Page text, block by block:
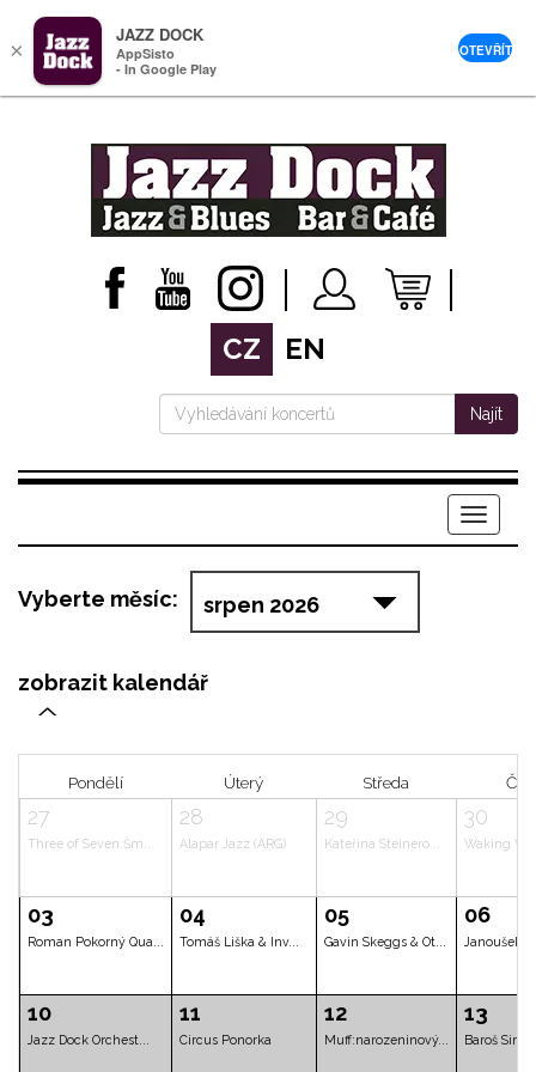
CZ EN
Najít
Menu
Vyberte měsíc:
zobrazit kalendář
>
Pondělí Úterý
×
JAZZ DOCK
AppSisto
- In Google Play
OTEVŘÍT